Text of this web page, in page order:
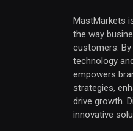
MastMarkets
the way
customers.
technology
empowers
strategies,
drive growth.
innovative